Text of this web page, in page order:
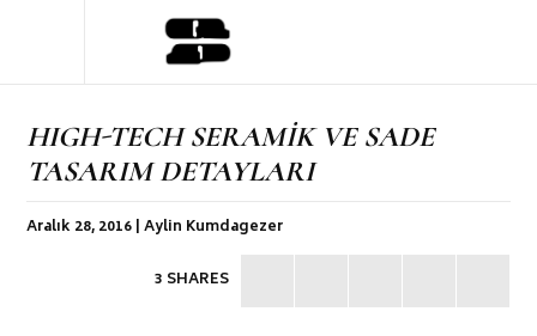
HIGH-TECH SERAMİK VE SADE
TASARIM DETAYLARI
Aralık 28, 2016 | Aylin Kumdagezer
3 SHARES